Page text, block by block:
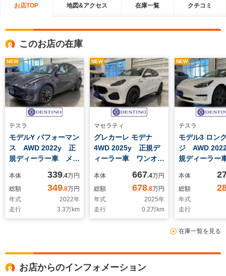
お店TOP 地図&アクセス 在庫一覧 クチコミ
このお店の在庫
NEW
テスラ
モデルY パフォーマン
ス AWD 2022y 正
規ディーラー車 メー
保証期間中 OPホワ
イトインテリア
AMD Ryzenプロセッ
サ搭載 パワーシート
&シートヒーター ガ
本体 339.4万円
総額
349.8万円
年式
2022年
走行
3.3万km
NEW
マセラティ
グレカーレ モデナ
4WD 2025y 正規デ
ィーラー車 ワンオー
ー シートヒーター
ベンチレーション パ
ノラマルーフ 純正ナ
ビ 全方位カメラ
ACC 前後ドラレ
本体 667.4万円
総額
678.8万円
年式
2025年
走行
0.2万km
NEW
テスラ
モデル3 ロン
ジ AWD
規ディーラー
カー保証&バ
保証期間中
シート パワ
&シートヒー
ラスルーフ
Ryzen オー
本体
総額
年式
走行
在庫一覧を見る
お店からのインフォメーション